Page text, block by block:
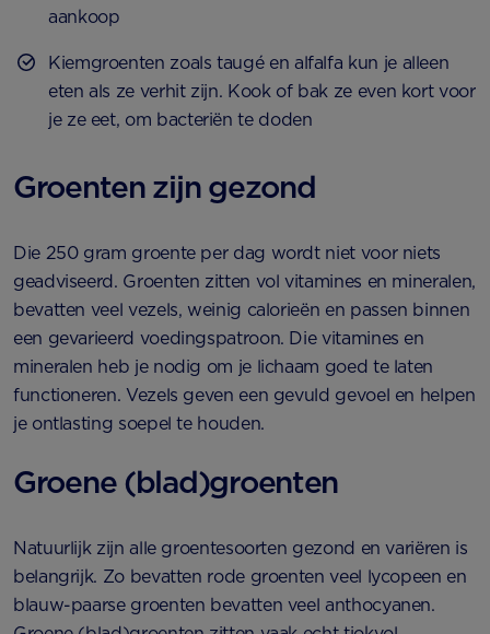
aankoop
Kiemgroenten zoals taugé en alfalfa kun je alleen
eten als ze verhit zijn. Kook of bak ze even kort voor
je ze eet, om bacteriën te doden
Groenten zijn gezond
Die 250 gram groente per dag wordt niet voor niets
geadviseerd. Groenten zitten vol vitamines en mineralen,
bevatten veel vezels, weinig calorieën en passen binnen
een gevarieerd voedingspatroon. Die vitamines en
mineralen heb je nodig om je lichaam goed te laten
functioneren. Vezels geven een gevuld gevoel en helpen
je ontlasting soepel te houden.
Groene (blad)groenten
Natuurlijk zijn alle groentesoorten gezond en variëren is
belangrijk. Zo bevatten rode groenten veel lycopeen en
blauw-paarse groenten bevatten veel anthocyanen.